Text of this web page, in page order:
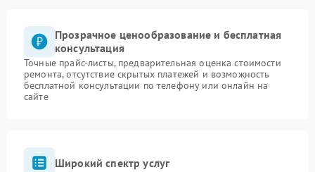
Прозрачное ценообразование и бесплатная
консультация
Точные прайс-листы, предварительная оценка стоимости
ремонта, отсутствие скрытых платежей и возможность
бесплатной консультации по телефону или онлайн на
сайте
Широкий спектр услуг